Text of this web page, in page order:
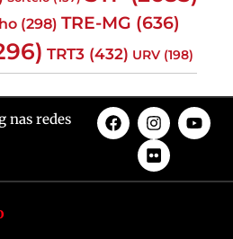
(298) TRE-MG (636)
TRT3 (432) URV (198)
nas redes